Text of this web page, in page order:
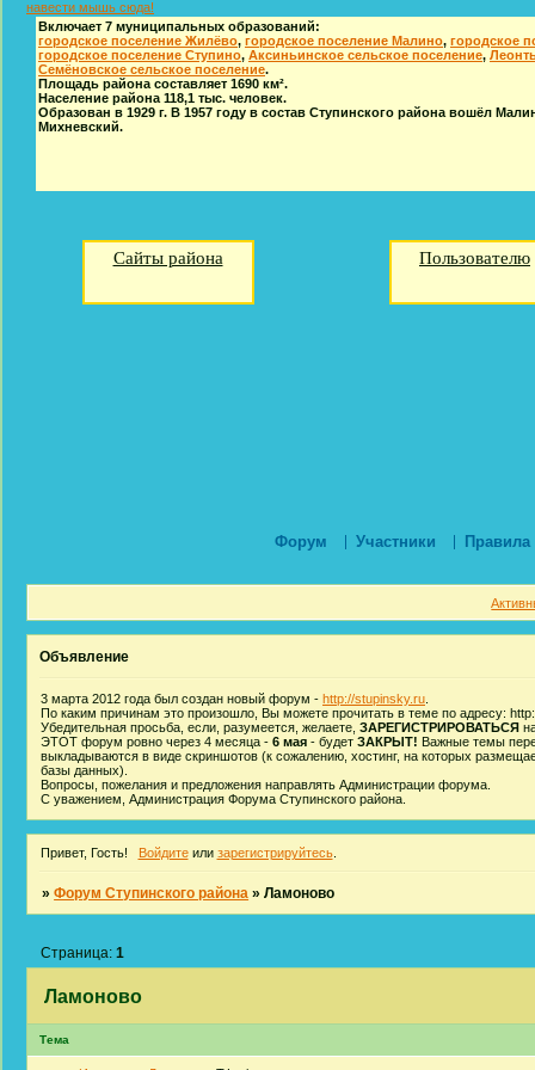
навести мышь сюда!
Включает 7 муниципальных образований:
городское поселение Жилёво, городское поселение Малино, городское
городское поселение Ступино, Аксиньинское сельское поселение,
Семёновское сельское поселение.
Площадь района составляет 1690 км².
Население района 118,1 тыс. человек.
Образован в 1929 г. В 1957 году в состав Ступинского района вошёл
Михневский.
Сайты района Пользователю
Форум Участники Правила
Объявление
3 марта 2012 года был создан новый форум - http://stupinsky.ru
По каким причинам это произошло, Вы можете прочитать в теме по адресу:
Убедительная просьба, если, разумеется, желаете, ЗАРЕГИСТРИРОВАТЬСЯ
ЭТОТ форум ровно через 4 месяца - 6 мая - будет ЗАКРЫТ! Важные темы
выкладываются в виде скриншотов (к сожалению, хостинг, на которых
базы данных).
Вопросы, пожелания и предложения направлять Администрации форума.
С уважением, Администрация Форума Ступинского района.
Привет, Гость! Войдитеили зарегистрируйтесь.
»Форум Ступинского района »Ламоново
Ламоново
Страница:1
Тема